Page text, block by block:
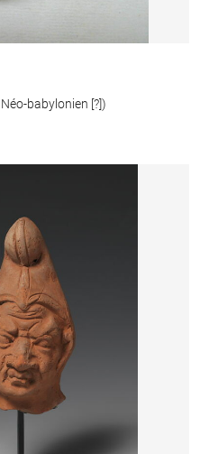
babylonien [?])